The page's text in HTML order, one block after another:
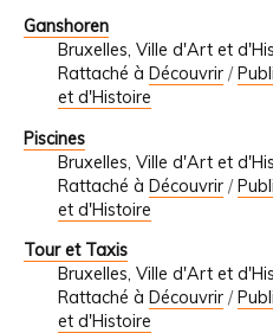
Ganshoren
Bruxelles, Ville d'Art et
Rattaché à Découvrir /
et d'Histoire
Piscines
Bruxelles, Ville d'Art et
Rattaché à Découvrir /
et d'Histoire
Tour et Taxis
Bruxelles, Ville d'Art et
Rattaché à Découvrir /
et d'Histoire